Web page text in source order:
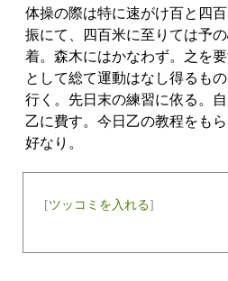
体操の際は特に速がけ百と四
振にて、四百米に至りては予
着。森木にはかなわず。之を
として総て運動はなし得るも
行く。先日末の練習に依る。
乙に費す。今日乙の教程をも
好なり。
[ツッコミを入れる]